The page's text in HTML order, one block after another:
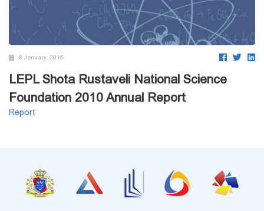
8 January, 2016
LEPL Shota Rustaveli National Science
Foundation 2010 Annual Report
Report